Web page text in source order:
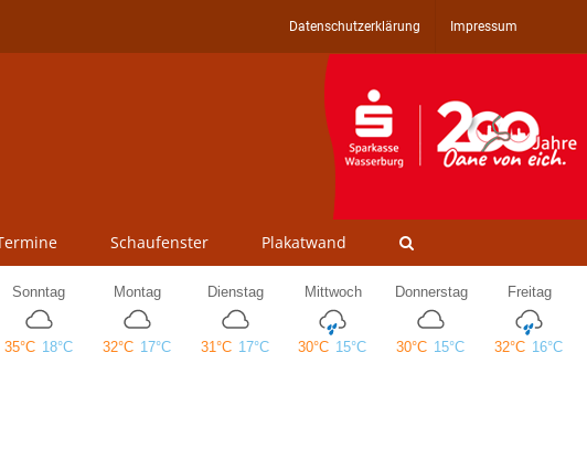
Datenschutzerklärung Impressum
Schaufenster Plakatwand